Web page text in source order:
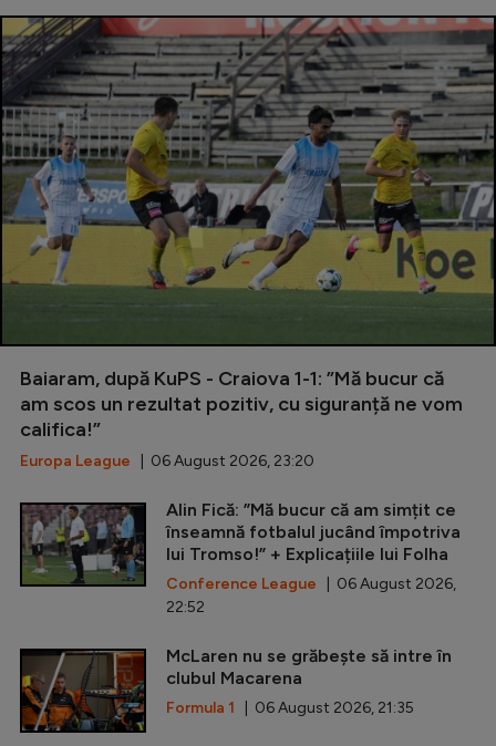
Baiaram, după KuPS - Craiova 1-1: ”Mă bucur că
am scos un rezultat pozitiv, cu siguranță ne vom
califica!”
Europa League | 06 August 2026, 23:20
Alin Fică: ”Mă bucur că am simțit ce
înseamnă fotbalul jucând împotriva
lui Tromso!” + Explicațiile lui Folha
Conference League | 06 August 2026,
22:52
McLaren nu se grăbește să intre în
clubul Macarena
Formula 1 | 06 August 2026, 21:35